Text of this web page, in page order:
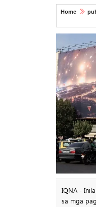
Home
IQNA -
sa mga